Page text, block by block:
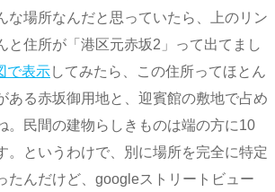
な場所なんだと思っていたら、上のリン
と住所が「港区元赤坂2」って出てまし
で表示してみたら、この住所ってほとん
ある赤坂御用地と、迎賓館の敷地で占め
。民間の建物らしきものは端の方に10
。というわけで、別に場所を完全に特定
たんだけど、googleストリートビュー